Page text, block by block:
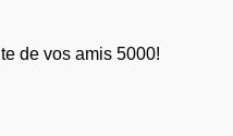
de vos amis 5000!